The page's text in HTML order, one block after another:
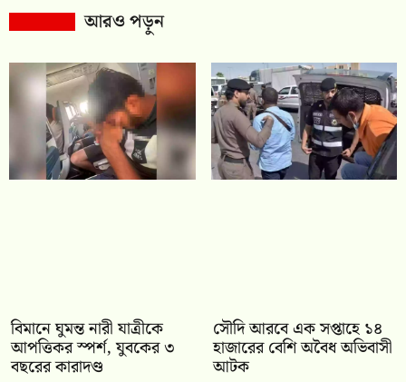
আরও পড়ুন
বিমানে ঘুমন্ত নারী যাত্রীকে
আপত্তিকর স্পর্শ, যুবকের ৩
বছরের কারাদণ্ড
সৌদি আরবে এক সপ্তাহে ১৪
হাজারের বেশি অবৈধ অভিবাসী
আটক